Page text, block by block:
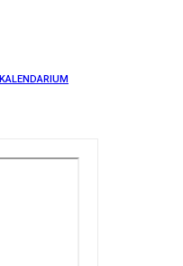
KALENDARIUM